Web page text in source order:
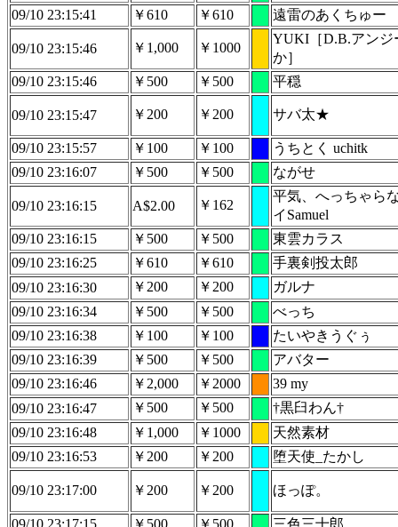
09/10 23:15:41
￥610 ￥610 遠雷のあくちゅー
09/10 23:15:46 ￥1,000 ￥1000
YUKI［D.B.アンジ
か］
09/10 23:15:46
￥500 ￥500 平穏
09/10 23:15:47 ￥200 ￥200 サバ太★
09/10 23:15:57 ￥100 ￥100
うちとく uchitk
09/10 23:16:07
￥500 ￥500 ながせ
09/10 23:16:15 A$2.00 ￥162
平気、へっちゃら
イSamuel
09/10 23:16:15
￥500 ￥500
東雲カラス
09/10 23:16:25
￥610 ￥610
手裏剣投太郎
09/10 23:16:30
￥200 ￥200
ガルナ
09/10 23:16:34
￥500 ￥500
べっち
09/10 23:16:38
￥100 ￥100
たいやきうぐぅ
09/10 23:16:39
￥500 ￥500
アバター
09/10 23:16:46
￥2,000 ￥2000
39 my
09/10 23:16:47
￥500 ￥500
†黒臼わん†
09/10 23:16:48
￥1,000 ￥1000
天然素材
09/10 23:16:53
￥200 ￥200 堕天使_たかし
09/10 23:17:00 ￥200 ￥200 ほっぽ。
09/10 23:17:15 ￥500 ￥500 三色三十郎